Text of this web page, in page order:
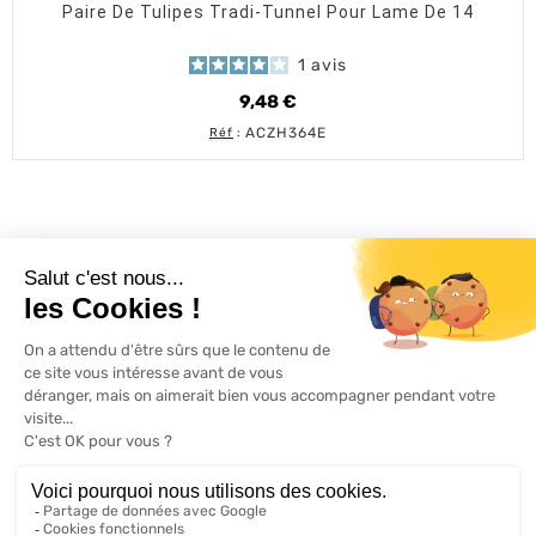
Paire De Tulipes Tradi-Tunnel Pour Lame De 14
1 avis
9,48 €
Prix
Réf : ACZH364E
L'ACTU 100% VOLET ROULANT

SERVICES
INFORMATIONS
A propos de 100% volets roulant